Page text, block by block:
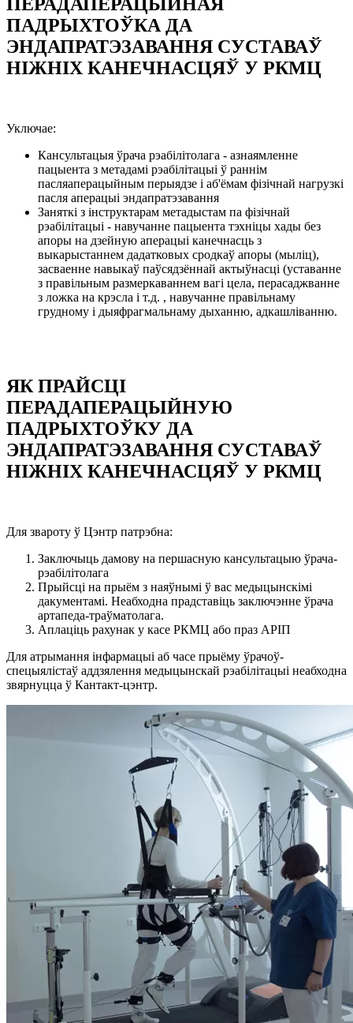
ПАДРЫХТОЎКА ДА
ЭНДАПРАТЭЗАВАННЯ СУСТАВАЎ
НІЖНІХ КАНЕЧНАСЦЯЎ У РКМЦ
Уключае:
Кансультацыя ўрача рэабілітолага - азнаямленне
пацыента з метадамі рэабілітацыі ў раннім
пасляаперацыйным перыядзе і аб'ёмам фізічнай нагрузкі
пасля аперацыі эндапратэзавання
Заняткі з інструктарам метадыстам па фізічнай
рэабілітацыі - навучанне пацыента тэхніцы хады без
апоры на дзейную аперацыі канечнасць з
выкарыстаннем дадатковых сродкаў апоры (мыліц),
засваенне навыкаў паўсядзённай актыўнасці (уставанне
з правільным размеркаваннем вагі цела, перасаджванне
з ложка на крэсла і т.д. , навучанне правільнаму
грудному і дыяфрагмальнаму дыханню, адкашліванню.
ЯК ПРАЙСЦI
ПЕРАДАПЕРАЦЫЙНУЮ
ПАДРЫХТОЎКУ ДА
ЭНДАПРАТЭЗАВАННЯ СУСТАВАЎ
НІЖНІХ КАНЕЧНАСЦЯЎ У РКМЦ
Для звароту ў Цэнтр патрэбна:
Заключыць дамову на першасную кансультацыю ўрача-
рэабілітолага
Прыйсці на прыём з наяўнымі ў вас медыцынскімі
дакументамі. Неабходна прадставіць заключэнне ўрача
артапеда-траўматолага.
Аплаціць рахунак у касе РКМЦ або праз АРІП
Для атрымання інфармацыі аб часе прыёму ўрачоў-
спецыялістаў аддзялення медыцынскай рэабілітацыі неабходна
звярнуцца ў Кантакт-цэнтр.